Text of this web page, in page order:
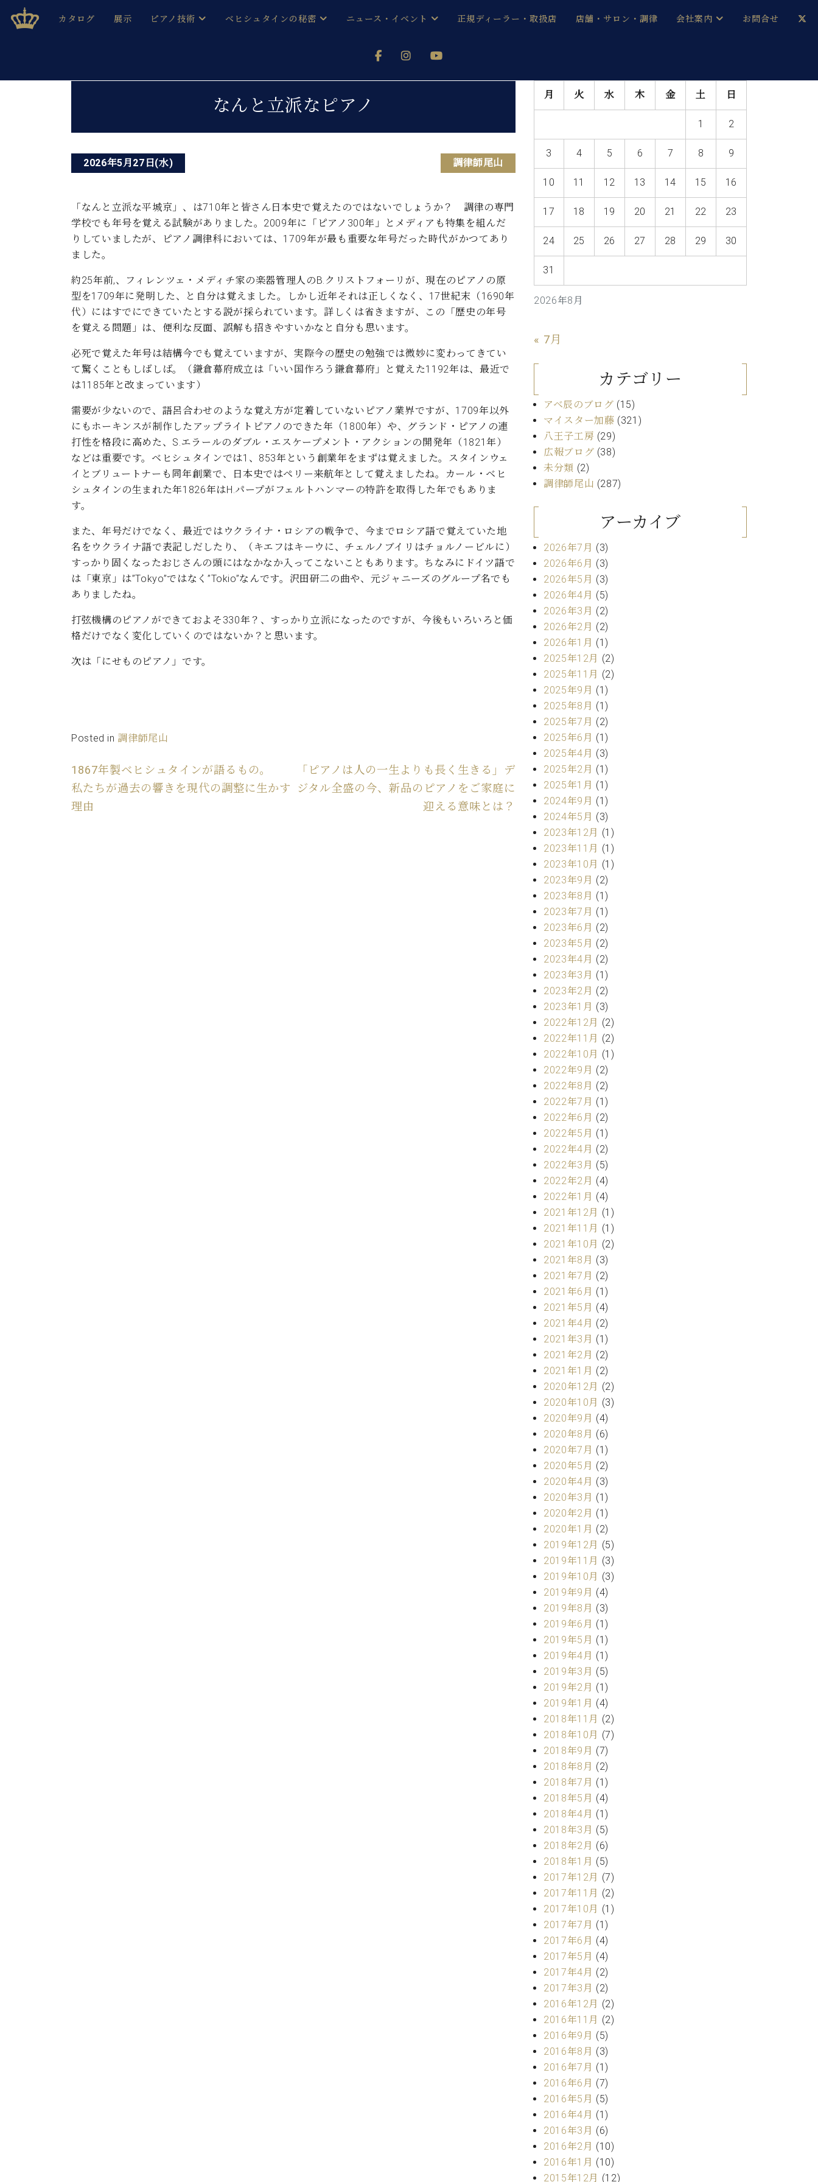
ベヒシュタインジャパン公式サイト
BECHSTEIN JAPAN Official Site
カタログ
C.ベヒシュタイン コンサート/C.ベヒシュタイン レジデンス
C.ベヒシュタイン コンサート
グランドピアノ
C.ベヒシュタイン コンサート
アップライトピアノ
C.ベヒシュタイン アカデミー
W.ホフマン プロフェッショナル
W.ホフマン ヴィジョン
C.BECHSTEIN Digital(ベヒシュタイン デジタル)
展示 ピアノ技術
み
ベヒシュタインの秘密
ブランドヒストリー
ベヒシュタイン・シューレ
ご愛用者の声
ニュース・イベント
メルマガ会員登録ご案内
(入荷情報等)
(お知らせ・メディア情報)
コンサート
代理店主催イベント
コンクール
音楽教室
正規ディーラー・取扱店 店舗・サロン・調律
ベヒシュタイン・シューレ音楽教室
ベヒシュタイン・セントラム 東京
ホール・スタジオレンタル
動画収録サービス
セントラム東京のご案内(PDF)
お問い合わせ
本社：八王子・技術営業センター
技術者紹介
展示情報【ユーロピアノ特選中古】
イベント情報
八王子工房ブログ
アーティストカスタマーサービス(調律)
アフターサービス(調律)
お問い合わせ
尾山調律師のブログ Die Musikgasse（音楽の小道）
会社案内
採用情報
ベヒシュタイン・サロン会員
ベヒシュタイン・ジャパンブログ
お問合せ
なんと立派なピアノ
2026年5月27日(水) 調律師尾山
「なんと立派な平城京」、は710年と皆さん日本史で覚えたのではないでしょうか？ 調律の専門
学校でも年号を覚える試験がありました。2009年に「ピアノ300年」とメディアも特集を組んだ
りしていましたが、ピアノ調律科においては、1709年が最も重要な年号だった時代がかつてあり
ました。
約25年前,、フィレンツェ・メディチ家の楽器管理人のB.クリストフォーリが、現在のピアノの原
型を1709年に発明した、と自分は覚えました。しかし近年それは正しくなく、17世紀末（1690年
代）にはすでにできていたとする説が採られています。詳しくは省きますが、この「歴史の年号
を覚える問題」は、便利な反面、誤解も招きやすいかなと自分も思います。
必死で覚えた年号は結構今でも覚えていますが、実際今の歴史の勉強では微妙に変わってきてい
て驚くこともしばしば。（鎌倉幕府成立は「いい国作ろう鎌倉幕府」と覚えた1192年は、最近で
は1185年と改まっています）
需要が少ないので、語呂合わせのような覚え方が定着していないピアノ業界ですが、1709年以外
にもホーキンスが制作したアップライトピアノのできた年（1800年）や、グランド・ピアノの連
打性を格段に高めた、S.エラールのダブル・エスケープメント・アクションの開発年（1821年）
などは重要です。ベヒシュタインでは1、853年という創業年をまずは覚えました。スタインウェ
イとブリュートナーも同年創業で、日本史ではペリー来航年として覚えましたね。カール・ベヒ
シュタインの生まれた年1826年はH.パープがフェルトハンマーの特許を取得した年でもありま
す。
また、年号だけでなく、最近ではウクライナ・ロシアの戦争で、今までロシア語で覚えていた地
名をウクライナ語で表記しだしたり、（キエフはキーウに、チェルノブイリはチョルノービルに）
すっかり固くなったおじさんの頭にはなかなか入ってこないこともあります。ちなみにドイツ語で
は「東京」は”Tokyo”ではなく”Tokio”なんです。沢田研二の曲や、元ジャニーズのグループ名でも
ありましたね。
打弦機構のピアノができておよそ330年？、すっかり立派になったのですが、今後もいろいろと価
格だけでなく変化していくのではないか？と思います。
次は「にせものピアノ」です。
Posted in 調律師尾山
ナ
ビ
ー
シ
ョ
ン
1867年製ベヒシュタインが語るもの。
私たちが過去の響きを現代の調整に生かす
理由
「ピアノは人の一生よりも長く生きる」デ
ジタル全盛の今、新品のピアノをご家庭に
迎える意味とは？
2026年8月
月 火 水 木 金 土 日
1 2
3 4 5 6 7 8 9
10 11 12 13 14 15 16
17 18 19 20 21 22 23
24 25 26 27 28 29 30
31
« 7月
カテゴリー
アベ辰のブログ (15)
マイスター加藤 (321)
八王子工房 (29)
広報ブログ (38)
未分類 (2)
調律師尾山 (287)
アーカイブ
2026年7月 (3)
2026年6月 (3)
2026年5月 (3)
2026年4月 (5)
2026年3月 (2)
2026年2月 (2)
2026年1月 (1)
2025年12月 (2)
2025年11月 (2)
2025年9月 (1)
2025年8月 (1)
2025年7月 (2)
2025年6月 (1)
2025年4月 (3)
2025年2月 (1)
2025年1月 (1)
2024年9月 (1)
2024年5月 (3)
2023年12月 (1)
2023年11月 (1)
2023年10月 (1)
2023年9月 (2)
2023年8月 (1)
2023年7月 (1)
2023年6月 (2)
2023年5月 (2)
2023年4月 (2)
2023年3月 (1)
2023年2月 (2)
2023年1月 (3)
2022年12月 (2)
2022年11月 (2)
2022年10月 (1)
2022年9月 (2)
2022年8月 (2)
2022年7月 (1)
2022年6月 (2)
2022年5月 (1)
2022年4月 (2)
2022年3月 (5)
2022年2月 (4)
2022年1月 (4)
2021年12月 (1)
2021年11月 (1)
2021年10月 (2)
2021年8月 (3)
2021年7月 (2)
2021年6月 (1)
2021年5月 (4)
2021年4月 (2)
2021年3月 (1)
2021年2月 (2)
2021年1月 (2)
2020年12月 (2)
2020年10月 (3)
2020年9月 (4)
2020年8月 (6)
2020年7月 (1)
2020年5月 (2)
2020年4月 (3)
2020年3月 (1)
2020年2月 (1)
2020年1月 (2)
2019年12月 (5)
2019年11月 (3)
2019年10月 (3)
2019年9月 (4)
2019年8月 (3)
2019年6月 (1)
2019年5月 (1)
2019年4月 (1)
2019年3月 (5)
2019年2月 (1)
2019年1月 (4)
2018年11月 (2)
2018年10月 (7)
2018年9月 (7)
2018年8月 (2)
2018年7月 (1)
2018年5月 (4)
2018年4月 (1)
2018年3月 (5)
2018年2月 (6)
2018年1月 (5)
2017年12月 (7)
2017年11月 (2)
2017年10月 (1)
2017年7月 (1)
2017年6月 (4)
2017年5月 (4)
2017年4月 (2)
2017年3月 (2)
2016年12月 (2)
2016年11月 (2)
2016年9月 (5)
2016年8月 (3)
2016年7月 (1)
2016年6月 (7)
2016年5月 (5)
2016年4月 (1)
2016年3月 (6)
2016年2月 (10)
2016年1月 (10)
2015年12月 (12)